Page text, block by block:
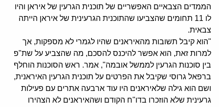
הממדים הצבאיים האפשריים של תוכנית הגרעין של איראן והיו
לו 11 תחומים שהצביעו שהתוכנית הגרעינית של איראן הייתה
צבאית.
"הוא קיבל תשובות מהאיראנים שהיו לגמרי לא מספקות, אך
למרות זאת, הוא אפשר להיכנס להסכם, מה שהצביע על שת"פ
בין סוכנות הגרעין לממשל אובמה", אמר. ראש הסוכנות הוחלף
ברפאל גרוסי שקיבל את הפרטים על תוכנית הגרעין האיראנית,
ושם הוא גילה שלאיראנים היו עוד ארבעה אתרים עם פעילות
גרעינית שלא הוזכרו בדו"ח הקודם ושהאיראנים לא הצהירו